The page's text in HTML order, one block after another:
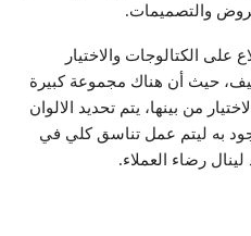
والتصميمات.
على الكتالوجات والاختيار
حيث أن هناك مجموعة كبيرة
من بينها، يتم تحديد الالوان
به ليتم عمل تناسق كلي في
رضاء العملاء.